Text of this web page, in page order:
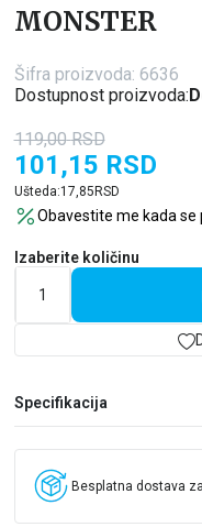
MONSTER
Šifra proizvoda: 6636
Dostupnost proizvoda:
119,00 RSD
101,15 RSD
Ušteda:17,85 RSD
Obavestite me kada se
Izaberite količinu
Specifikacija
Besplatna dostava